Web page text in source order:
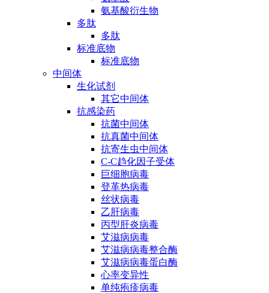
氨基酸衍生物
多肽
多肽
标准底物
标准底物
中间体
生化试剂
其它中间体
抗感染药
抗菌中间体
抗真菌中间体
抗寄生虫中间体
C-C趋化因子受体
巨细胞病毒
登革热病毒
丝状病毒
乙肝病毒
丙型肝炎病毒
艾滋病病毒
艾滋病病毒整合酶
艾滋病病毒蛋白酶
心率变异性
单纯疱疹病毒